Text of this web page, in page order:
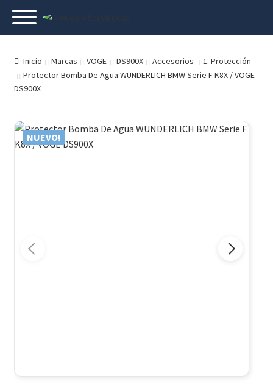
Inicio Marcas VOGE DS900X Accesorios
1. Protección
Protector Bomba De Agua WUNDERLICH BMW Serie F K8X / VOGE
DS900X
NUEVO!